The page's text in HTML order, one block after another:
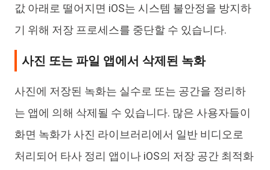
값 아래로 떨어지면 iOS는 시스템 불안정을 방지하
기 위해 저장 프로세스를 중단할 수 있습니다.
사진 또는 파일 앱에서 삭제된 녹화
사진에 저장된 녹화는 실수로 또는 공간을 정리하
는 앱에 의해 삭제될 수 있습니다. 많은 사용자들이
화면 녹화가 사진 라이브러리에서 일반 비디오로
처리되어 타사 정리 앱이나 iOS의 저장 공간 최적화